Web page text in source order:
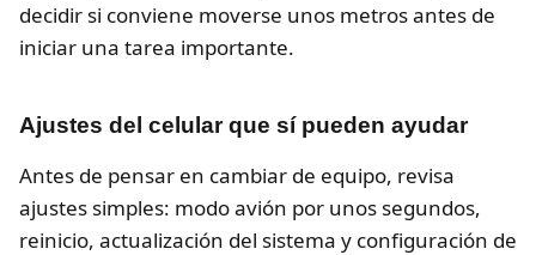
decidir si conviene moverse unos metros antes de
iniciar una tarea importante.
Ajustes del celular que sí pueden ayudar
Antes de pensar en cambiar de equipo, revisa
ajustes simples: modo avión por unos segundos,
reinicio, actualización del sistema y configuración de